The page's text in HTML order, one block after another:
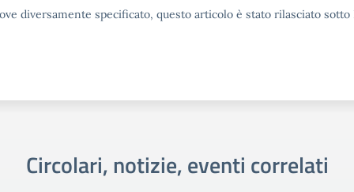
diversamente specificato, questo articolo è stato rilasciato
Circolari, notizie, eventi correlati